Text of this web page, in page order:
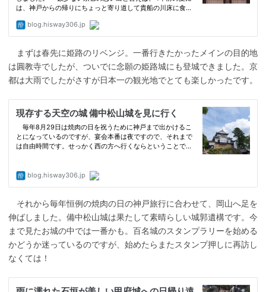
まずは春先に姫路のリベンジ。一番行きたかったメインの目的地
は圓教寺でしたが、ついでに念願の姫路城にも登城できました。京
都は大雨でしたがさすが日本一の観光地でとても楽しかったです。
それから毎年恒例の焼肉の日の神戸旅行に合わせて、岡山へ足を
伸ばしました。備中松山城は果たして素晴らしい城郭遺構です。今
まで見たお城の中では一番かも。百名城のスタンプラリーを始める
かどうか迷っているのですが、始めたらまたスタンプ押しに再訪し
なくては！